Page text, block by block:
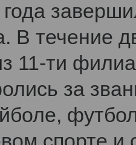
течение
11-ти
за